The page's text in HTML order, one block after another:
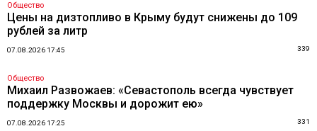
Общество
Цены на дизтопливо в Крыму будут снижены до 109
рублей за литр
07.08.2026 17:45 339
Общество
Михаил Развожаев: «Севастополь всегда чувствует
поддержку Москвы и дорожит ею»
07.08.2026 17:25 331